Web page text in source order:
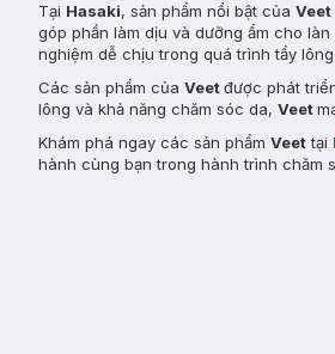
Tại Hasaki, sản phẩm nổi bật của Veet
góp phần làm dịu và dưỡng ẩm cho
nghiệm dễ chịu trong quá trình tẩy lông.
Các sản phẩm của Veetđược phát
lông và khả năng chăm sóc da, Veet
Khám phá ngay các sản phẩm Veettại
hành cùng bạn trong hành trình chăm